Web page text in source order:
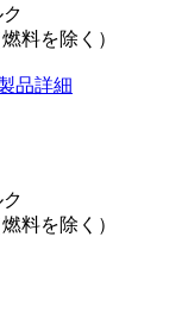
料を除く）
品詳細
料を除く）